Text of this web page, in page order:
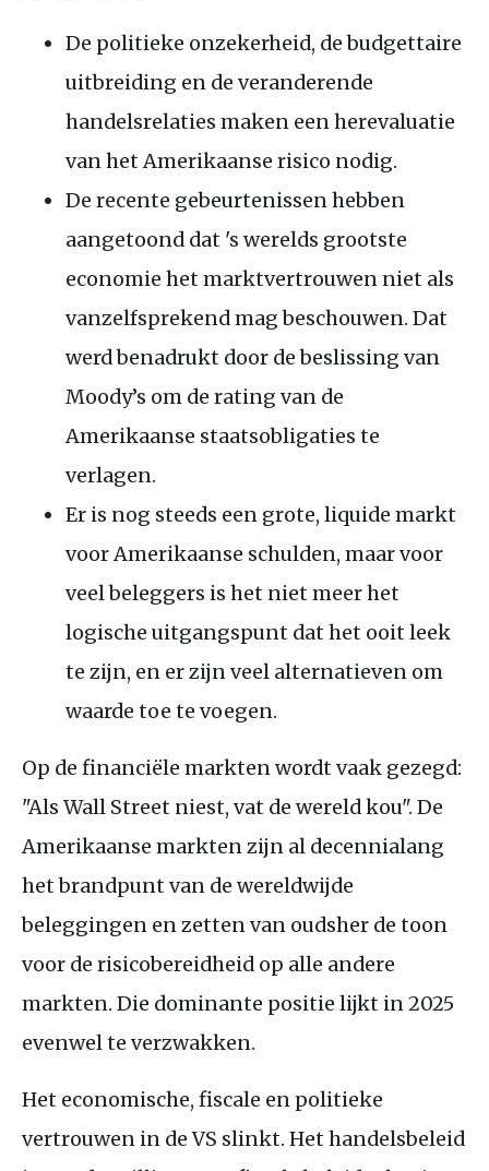
De politieke onzekerheid, de budgettaire
uitbreiding en de veranderende
handelsrelaties maken een herevaluatie
van het Amerikaanse risico nodig.
De recente gebeurtenissen hebben
aangetoond dat 's werelds grootste
economie het marktvertrouwen niet als
vanzelfsprekend mag beschouwen. Dat
werd benadrukt door de beslissing van
Moody’s om de rating van de
Amerikaanse staatsobligaties te
verlagen.
Er is nog steeds een grote, liquide markt
voor Amerikaanse schulden, maar voor
veel beleggers is het niet meer het
logische uitgangspunt dat het ooit leek
te zijn, en er zijn veel alternatieven om
waarde toe te voegen.
Op de financiële markten wordt vaak gezegd:
"Als Wall Street niest, vat de wereld kou". De
Amerikaanse markten zijn al decennialang
het brandpunt van de wereldwijde
beleggingen en zetten van oudsher de toon
voor de risicobereidheid op alle andere
markten. Die dominante positie lijkt in 2025
evenwel te verzwakken.
Het economische, fiscale en politieke
vertrouwen in de VS slinkt. Het handelsbeleid